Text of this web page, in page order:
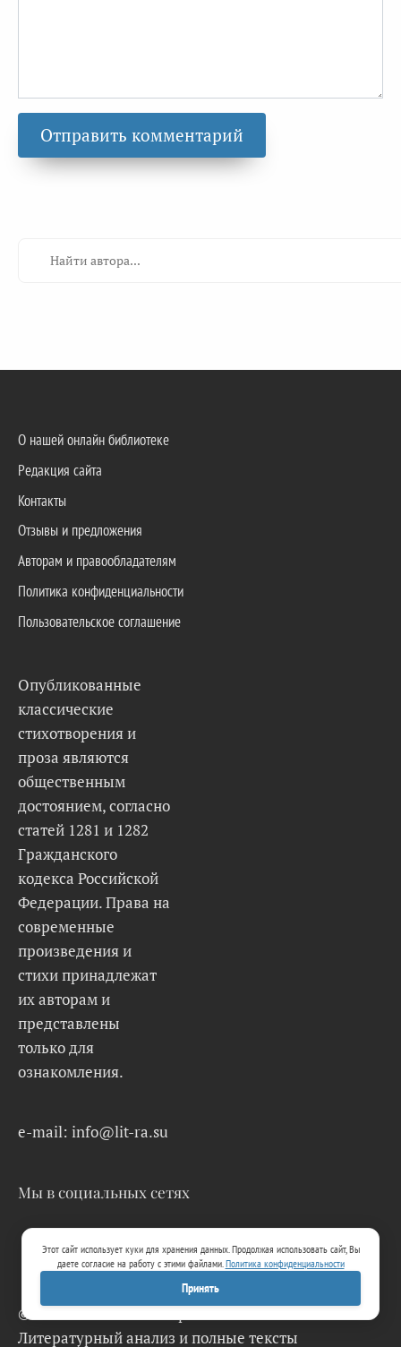
О нашей онлайн библиотеке
Редакция сайта
Контакты
Отзывы и предложения
Авторам и правообладателям
Политика конфиденциальности
Пользовательское соглашение
Опубликованные
классические
стихотворения и
проза являются
общественным
достоянием, согласно
статей 1281 и 1282
Гражданского
кодекса Российской
Федерации. Права на
современные
произведения и
стихи принадлежат
их авторам и
представлены
только для
ознакомления.
e-mail: info@lit-ra.su
Мы в социальных сетях
© 2026 Lit-Ra.su. Электронная библиотека.
Литературный анализ и полные тексты
Этот сайт использует куки для хранения данных. Продолжая использовать сайт, Вы
даете согласие на работу с этими файлами.Политика конфиденциальности
Принять